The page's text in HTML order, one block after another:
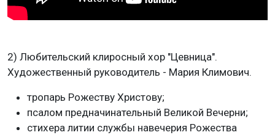
2) Любительский клиросный хор "Цевница".
Художественный руководитель - Мария Климович.
тропарь Рожеству Христову;
псалом предначинательный Великой Вечерни;
стихера литии службы навечерия Рожества